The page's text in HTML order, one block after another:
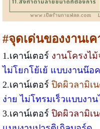
#จุดเด่นของงานเ
1.เคาน์เตอร์ งานโครงไม้
ไม่โยกโย้เย้ แบบงานน๊อ
2.เคาน์เตอร์ ปิดผิวลามิเ
ง่าย ไม่โทรมเร็วแบบงาน
3.เคาน์เตอร์ ปิดผิวลามิเ